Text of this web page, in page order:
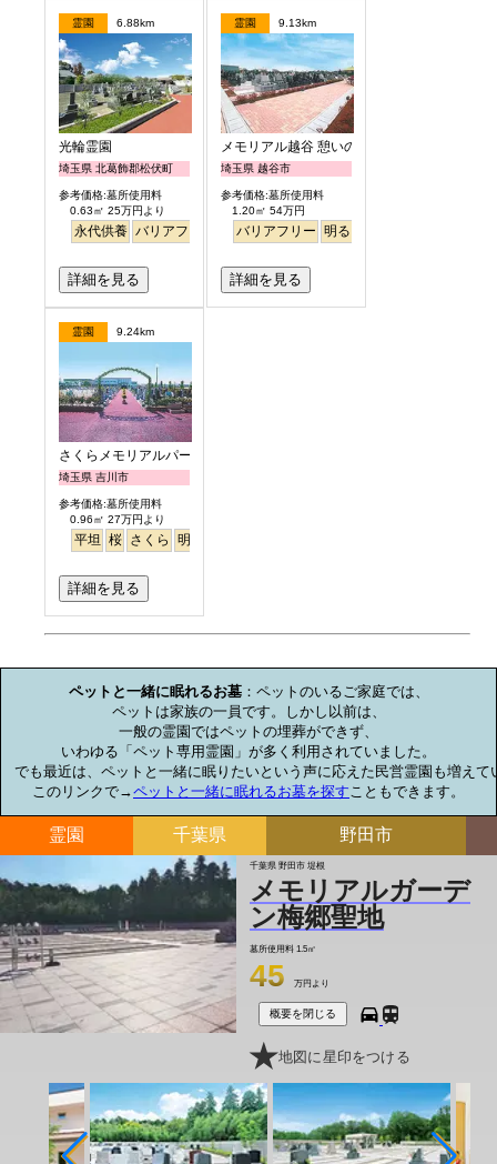
霊園 6.88km
光輪霊園
埼玉県 北葛飾郡松伏町
参考価格:墓所使用料
0.63㎡ 25万円より
永代供養 バリアフリー ペット 樹木葬
詳細を見る
霊園 9.13km
メモリアル越谷 憩いの郷
埼玉県 越谷市
参考価格:墓所使用料
1.20㎡ 54万円
バリアフリー 明るい
詳細を見る
霊園 9.24km
さくらメモリアルパーク
埼玉県 吉川市
参考価格:墓所使用料
0.96㎡ 27万円より
平坦 桜 さくら 明るい
詳細を見る
ペットと一緒に眠れるお墓：ペットのいるご家庭では、
ペットは家族の一員です。しかし以前は、
一般の霊園ではペットの埋葬ができず、
いわゆる「ペット専用霊園」が多く利用されていました。
でも最近は、ペットと一緒に眠りたいという声に応えた民営霊園も増えて
このリンクで→ペットと一緒に眠れるお墓を探すこともできます。
霊園 千葉県 野田市
千葉県 野田市 堤根
メモリアルガーデ
ン梅郷聖地
墓所使用料 1.5㎡
45 万円より
概要を閉じる
地図に星印をつける